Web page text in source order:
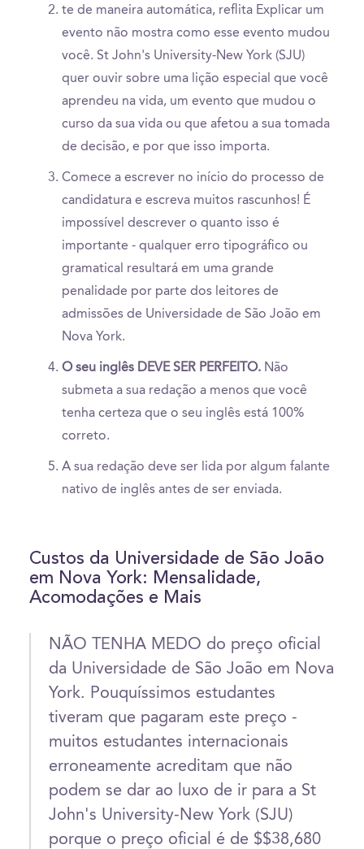
te de maneira automática, reflita Explicar um
evento não mostra como esse evento mudou
você. St John's University-New York (SJU)
quer ouvir sobre uma lição especial que você
aprendeu na vida, um evento que mudou o
curso da sua vida ou que afetou a sua tomada
de decisão, e por que isso importa.
Comece a escrever no início do processo de
candidatura e escreva muitos rascunhos! É
impossível descrever o quanto isso é
importante - qualquer erro tipográfico ou
gramatical resultará em uma grande
penalidade por parte dos leitores de
admissões de Universidade de São João em
Nova York.
O seu inglês DEVE SER PERFEITO. Não
submeta a sua redação a menos que você
tenha certeza que o seu inglês está 100%
correto.
A sua redação deve ser lida por algum falante
nativo de inglês antes de ser enviada.
Custos da Universidade de São João
em Nova York: Mensalidade,
Acomodações e Mais
NÃO TENHA MEDO do preço oficial
da Universidade de São João em Nova
York. Pouquíssimos estudantes
tiveram que pagaram este preço -
muitos estudantes internacionais
erroneamente acreditam que não
podem se dar ao luxo de ir para a St
John's University-New York (SJU)
porque o preço oficial é de $$38,680